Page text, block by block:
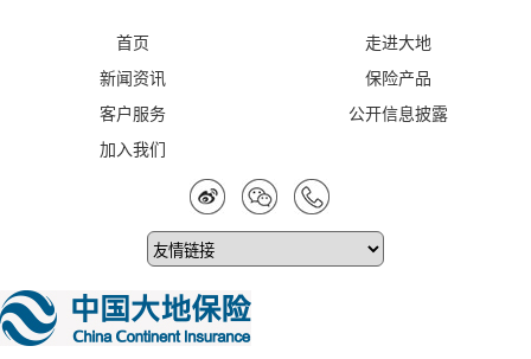
首页
走进大地
新闻资讯
保险产品
客户服务
公开信息披露
加入我们